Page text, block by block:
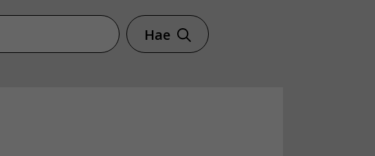
Hae